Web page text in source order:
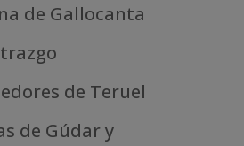
de Gallocanta
de Teruel
de Gúdar y